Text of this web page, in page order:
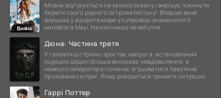
Моана відгукується на заклик океану і вирішує покинути
береги свого рідного острова Мотунуї. Вперше вона
вирушає у відкрите море у супроводі знаменитого
напівбога Мауї. На них чекає незабутня
Дюна: Частина третя
У галактиці стрімко зростає напруга: встановлений
порядок дедалі більше викликає невдоволення, а
навколо імператора починає згущуватися павутина
прихованих інтриг. Йому доводиться тримати ситуацію
Гаррі Поттер